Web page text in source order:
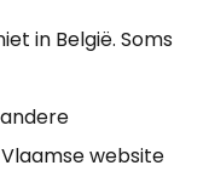
in België. Soms
website